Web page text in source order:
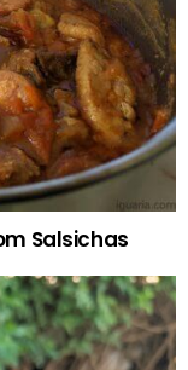
Salsichas